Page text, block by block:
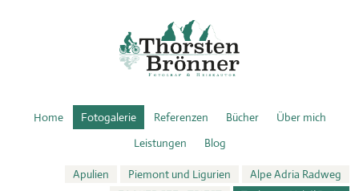
Home Fotogalerie Referenzen Bücher
Über mich
Leistungen
Blog
Apulien Piemont und Ligurien
Alpe Adria Radweg